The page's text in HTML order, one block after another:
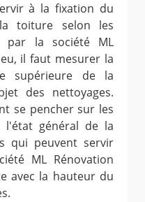
à la fixation du
toiture selon les
par la société ML
il faut mesurer la
supérieure de la
des nettoyages.
se pencher sur les
l'état général de la
qui peuvent servir
ML Rénovation
avec la hauteur du